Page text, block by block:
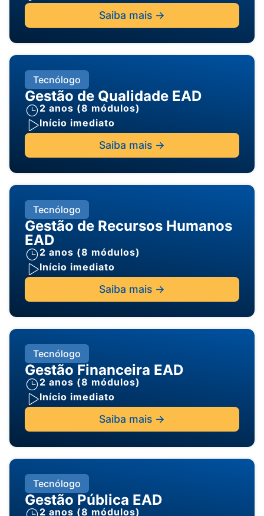
Saiba mais ->
Tecnólogo
Gestão de Qualidade EAD
2 anos (8 módulos)
Início imediato
Saiba mais ->
Tecnólogo
Gestão de Recursos Humanos
EAD
2 anos (8 módulos)
Início imediato
Saiba mais ->
Tecnólogo
Gestão Financeira EAD
2 anos (8 módulos)
Início imediato
Saiba mais ->
Tecnólogo
Gestão Pública EAD
2 anos (8 módulos)